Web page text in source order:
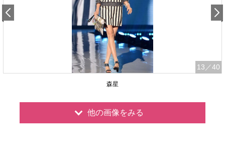
13 ／40
森星
他の画像をみる